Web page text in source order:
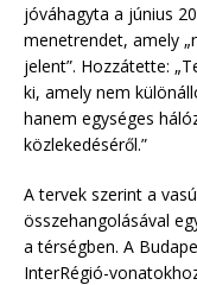
jóváhagyta a június
menetrendet, amely
jelent”. Hozzátette:
ki, amely nem
hanem egységes
közlekedéséről.”
A tervek szerint a
összehangolásával
a térségben. A
InterRégió-